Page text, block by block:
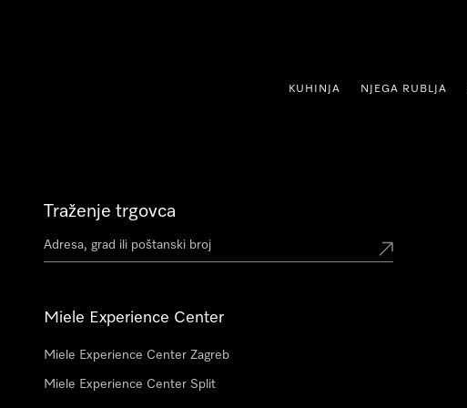
KUHINJA NJEGA RUBLJA
Traženje trgovca
Miele Experience Center
Miele Experience Center Zagreb
Miele Experience Center Split